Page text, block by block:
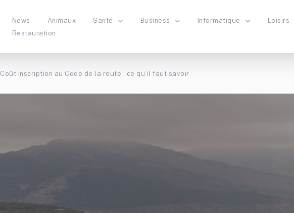
News Animaux Santé Business Informatique
Loisirs
Restauration
Coût inscription au Code de la route : ce qu’il faut savoir